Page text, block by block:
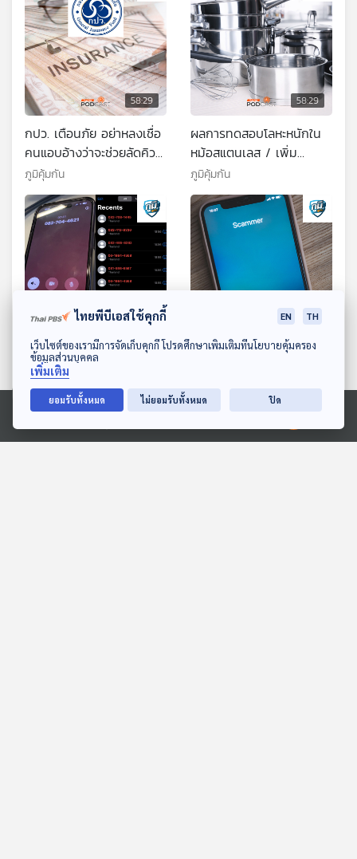
ดาวน์โหลด Thai PBS Podcast Application
Ⓒ 2020 องค์การกระจายเสียงและแพร่ภาพสาธารณะแห่งประเทศไทย
58:29
กปว. เตือนภัย อย่าหลงเชื่อ
คนแอบอ้างว่าจะช่วยลัดคิว
จ่ายเงินประกันภัยโควิด –
19 / ไข่เพิ่มคอเลสเตอรอล
ในเลือดจริงหรือ ตอนที่ 1
ภูมิคุ้มกัน
58:29
ผลการทดสอบโลหะหนักใน
หม้อสแตนเลส / เพิ่ม
คอเลสเตอรอลในเลือดจริง
หรือ ตอนที่ 2
ภูมิคุ้มกัน
58:29
เตือนภัย หลอกทำภารกิจใน
เฟซบุ๊ก / สภาผู้บริโภค ยื่น
หนังสือร้องเรียนไปที่อนุ
กมธ.คุ้มครองผู้บริโภค /
อาหารเพื่อสุขภาพคือ อะไร
ภูมิคุ้มกัน
58:29
ค่ายมือถือขายประกัน
ไม่ / อาหารเพื่อสุขภาพคือ
อะไร ตอนที่ 2
ภูมิคุ้มกัน
ไทยพีบีเอสใช้คุกกี้ EN TH
เว็บไซต์ของเรามีการจัดเก็บคุกกี้ โปรดศึกษาเพิ่มเติมที่นโยบายคุ้มครอง
ข้อมูลส่วนบุคคล
เพิ่มเติม
ยอมรับทั้งหมด ไม่ยอมรับทั้งหมด ปิด